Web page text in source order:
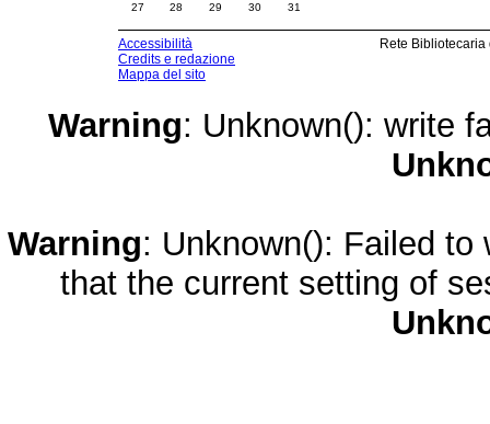
27
28 29 30 31
Accessibilità
Credits e redazione
Mappa del sito
Rete
Warning: Unknown(): write
Warning: Unknown(): Failed
that the current setting of